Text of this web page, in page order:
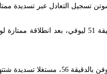
تسجيل التعادل عبر تسديدة
أخطر فرص اللقاء جاءت بالدقيقة 51
عدل وضعيته وأطلق تسديدة يسارية في الشباك.